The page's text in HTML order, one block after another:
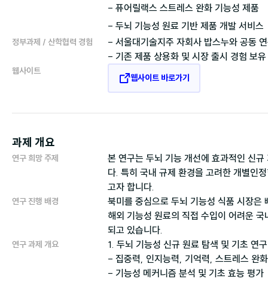
- 퓨어릴랙스 스트레스 완화 기능성 제품
정부과제 / 산학협력 경험
- 서울대기술지주 자회사 밥스누와 공동
웹사이트
웹사이트 바로가기
과제 개요
연구 희망 주제
본 연구는 두뇌 기능 개선에 효과적인 신
다. 특히 국내 규제 환경을 고려한 개별인
연구 진행 배경
북미를 중심으로 두뇌 기능성 식품 시장은
해외 기능성 원료의 직접 수입이 어려운
연구 과제 개요
1. 두뇌 기능성 신규 원료 탐색 및 기초 연구
- 집중력, 인지능력, 기억력, 스트레스 완
- 기능성 메커니즘 분석 및 기초 효능 평가